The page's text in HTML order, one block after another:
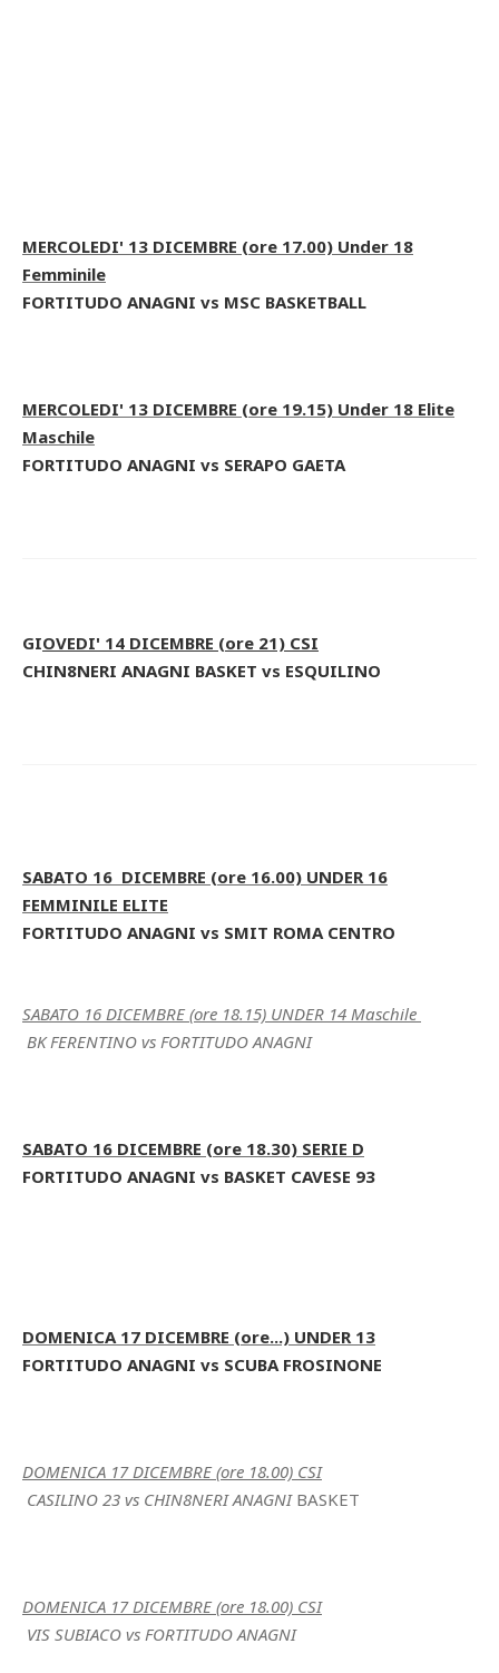
MERCOLEDI' 13 DICEMBRE (ore 17.00) Under 18
Femminile
FORTITUDO ANAGNI vs MSC BASKETBALL
MERCOLEDI' 13 DICEMBRE (ore 19.15) Under 18 Elite
Maschile
FORTITUDO ANAGNI vs SERAPO GAETA
GIOVEDI' 14 DICEMBRE (ore 21) CSI
CHIN8NERI ANAGNI BASKET vs ESQUILINO
SABATO 16 DICEMBRE (ore 16.00) UNDER 16
FEMMINILE ELITE
FORTITUDO ANAGNI vs SMIT ROMA CENTRO
SABATO 16 DICEMBRE (ore 18.15) UNDER 14 Maschile
BK FERENTINO vs FORTITUDO ANAGNI
SABATO 16 DICEMBRE (ore 18.30) SERIE D
FORTITUDO ANAGNI vs BASKET CAVESE 93
DOMENICA 17 DICEMBRE (ore...) UNDER 13
FORTITUDO ANAGNI vs SCUBA FROSINONE
DOMENICA 17 DICEMBRE (ore 18.00) CSI
CASILINO 23 vs CHIN8NERI ANAGNI BASKET
DOMENICA 17 DICEMBRE (ore 18.00) CSI
VIS SUBIACO vs FORTITUDO ANAGNI